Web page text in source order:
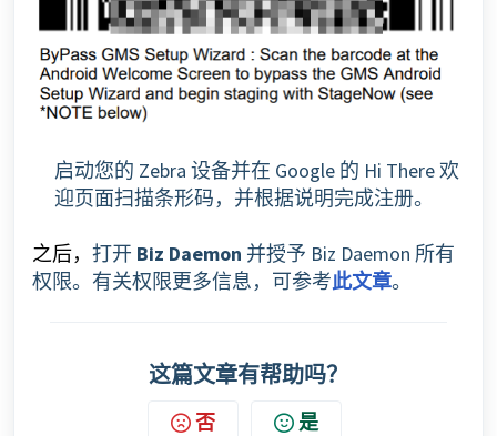
启动您的 Zebra 设备并在 Google 的 Hi There 欢
迎页面扫描条形码，并根据说明完成注册。
之后， 打开 Biz Daemon 并授予 Biz Daemon 所有
权限。有关权限更多信息，可参考此文章。
这篇文章有帮助吗？
否 是